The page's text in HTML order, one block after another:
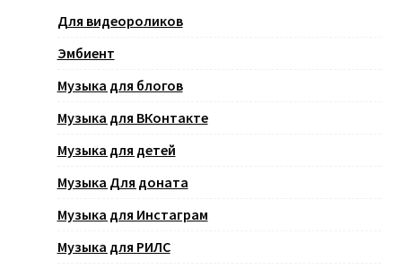
Для видеороликов
Эмбиент
Музыка для блогов
Музыка для ВКонтакте
Музыка для детей
Музыка Для доната
Музыка для Инстаграм
Музыка для РИЛС